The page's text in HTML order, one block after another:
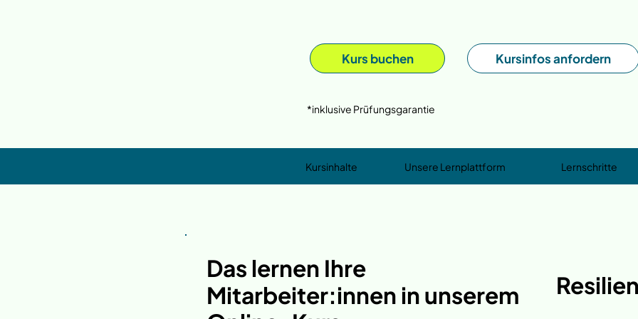
*inklusive Prüfungsgarantie
Kurs buchen Kursinfos anfordern
Kursinhalte Unsere Lernplattform Lernschritte
Das lernen Ihre
Mitarbeiter:innen in unserem